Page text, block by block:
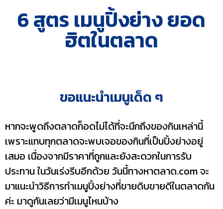
6 สูตร เมนูปิ้งย่าง ยอด
ฮิตในตลาด
หากจะพูดถึงตลาดก็อดไม่ได้ที่จะนึกถึงของกินเหล่านี้
เพราะแทบทุกตลาดจะพบเจอของกินที่เป็นปิ้งย่างอยู่
เสมอ เนื่องจากมีราคาที่ถูกและยังสะดวกในการรับ
ประทาน ในวันเร่งรีบอีกด้วย วันนี้ทางหาตลาด.com จะ
มาแนะนำวิธีการทำเมนูปิ้งย่างที่ขายดิบขายดีในตลาดกัน
ค่ะ มาดูกันเลยว่ามีเมนูไหนบ้าง
ขอแนะนำเมนูเด็ด ๆ